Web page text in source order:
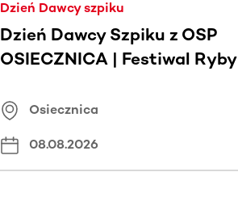
Dzień Dawcy szpiku
Dzień Dawcy Szpiku z OSP
OSIECZNICA | Festiwal Ryby
Osiecznica
08.08.2026